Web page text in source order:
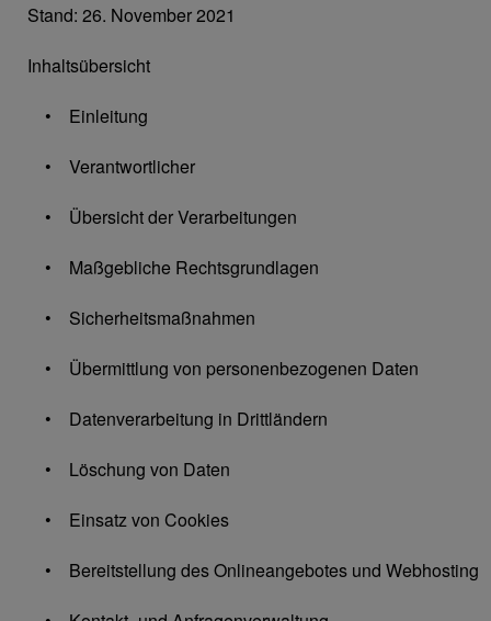
Stand: 26. November 2021
Inhaltsübersicht
• Einleitung
• Verantwortlicher
• Übersicht der Verarbeitungen
• Maßgebliche Rechtsgrundlagen
• Sicherheitsmaßnahmen
• Übermittlung von personenbezogenen Daten
• Datenverarbeitung in Drittländern
• Löschung von Daten
• Einsatz von Cookies
• Bereitstellung des Onlineangebotes und Webhosting